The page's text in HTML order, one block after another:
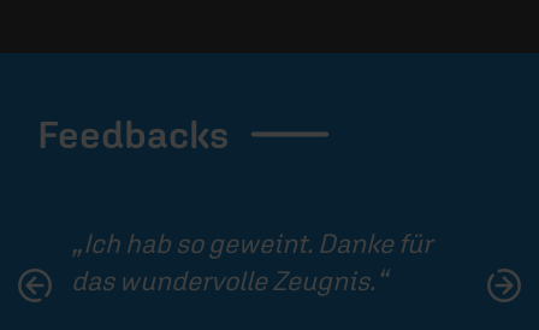
Feedbacks
Ich hab so geweint. Danke für
das wundervolle Zeugnis.
Previous